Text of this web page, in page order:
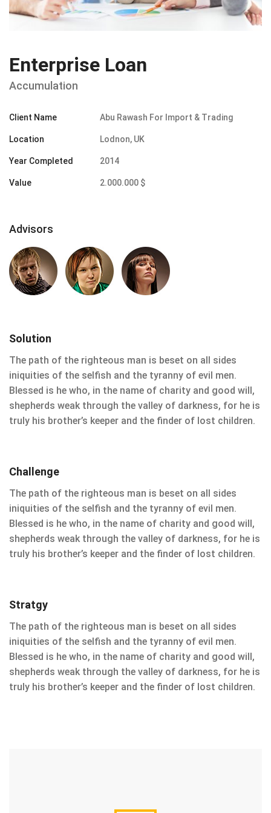
Enterprise Loan
Accumulation
Client Name Abu Rawash For Import & Trading
Location Lodnon, UK
Year Completed 2014
Value 2.000.000 $
Advisors
Solution
The path of the righteous man is beset on all sides
iniquities of the selfish and the tyranny of evil men.
Blessed is he who, in the name of charity and good will,
shepherds weak through the valley of darkness, for he is
truly his brother’s keeper and the finder of lost children.
Challenge
The path of the righteous man is beset on all sides
iniquities of the selfish and the tyranny of evil men.
Blessed is he who, in the name of charity and good will,
shepherds weak through the valley of darkness, for he is
truly his brother’s keeper and the finder of lost children.
Stratgy
The path of the righteous man is beset on all sides
iniquities of the selfish and the tyranny of evil men.
Blessed is he who, in the name of charity and good will,
shepherds weak through the valley of darkness, for he is
truly his brother’s keeper and the finder of lost children.